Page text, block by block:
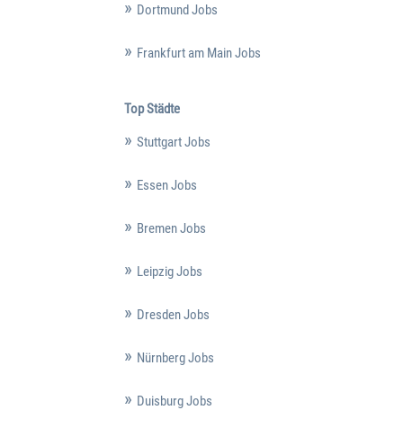
Dortmund Jobs
Frankfurt am Main Jobs
Top Städte
Stuttgart Jobs
Essen Jobs
Bremen Jobs
Leipzig Jobs
Dresden Jobs
Nürnberg Jobs
Duisburg Jobs